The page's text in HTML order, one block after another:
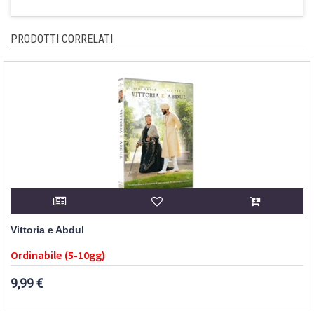
PRODOTTI CORRELATI
Vittoria e Abdul
Ordinabile (5-10gg)
9,99 €